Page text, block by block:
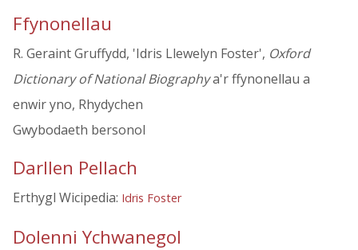
Ffynonellau
R. Geraint Gruffydd, 'Idris Llewelyn Foster', Oxford
Dictionary of National Biographya'r ffynonellau a
enwir yno, Rhydychen
Gwybodaeth bersonol
Darllen Pellach
Erthygl Wicipedia: Idris Foster
Dolenni Ychwanegol